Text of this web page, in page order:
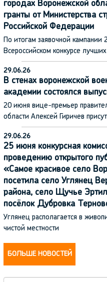
городах Воронежской
гранты от Министерства
Российской Федерации
По итогам заявочной кампании
Всероссийском конкурсе
29.06.26
В стенах воронежской
академии состоялся
20 июня вице-премьер
области Алексей Гиричев
29.06.26
25 июня конкурсная
проведению открытого
«Самое красивое село
посетила село Углянец
района, село Щучье
посёлок Дубровка
Углянец располагается в
чистой местности
БОЛЬШЕ НОВОСТЕЙ